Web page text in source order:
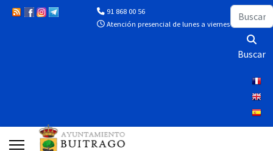
91 868 00 56
Atención presencial de lunes a viernes de 10:00 a
Buscar
Buscar